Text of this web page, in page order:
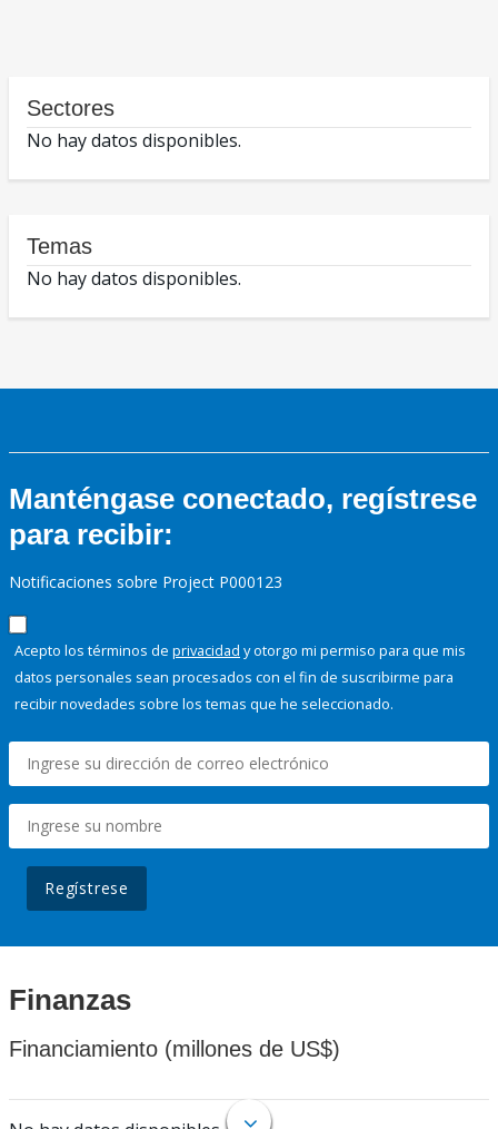
Sectores
No hay datos disponibles.
Temas
No hay datos disponibles.
Manténgase conectado, regístrese
para recibir:
Notificaciones sobre Project P000123
Acepto los términos de privacidad y otorgo mi permiso para que mis
datos personales sean procesados con el fin de suscribirme para
recibir novedades sobre los temas que he seleccionado.
Regístrese
Finanzas
Financiamiento (millones de US$)